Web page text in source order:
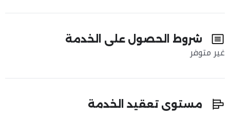
شروط الحصول على الخدمة
غير متوفر
مستوى تعقيد الخدمة